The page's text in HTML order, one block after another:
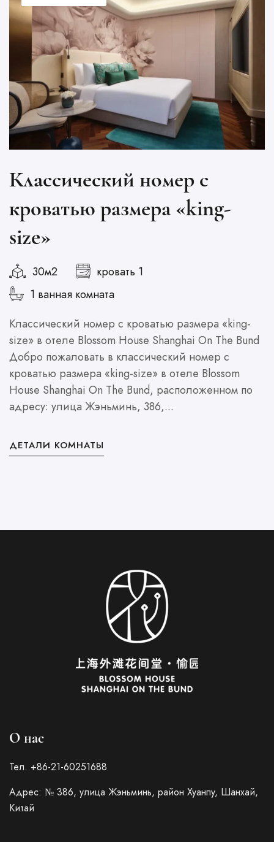
Классический номер с
кроватью размера «king-
size»
30м2
кровать 1
1 ванная комната
Классический номер с кроватью размера «king-
size» в отеле Blossom House Shanghai On The Bund
Добро пожаловать в классический номер с
кроватью размера «king-size» в отеле Blossom
House Shanghai On The Bund, расположенном по
адресу: улица Жэньминь, 386,...
ДЕТАЛИ КОМНАТЫ
О нас
Тел. +86-21-60251688
Адрес: № 386, улица Жэньминь, район Хуанпу, Шанхай,
Китай
Italian